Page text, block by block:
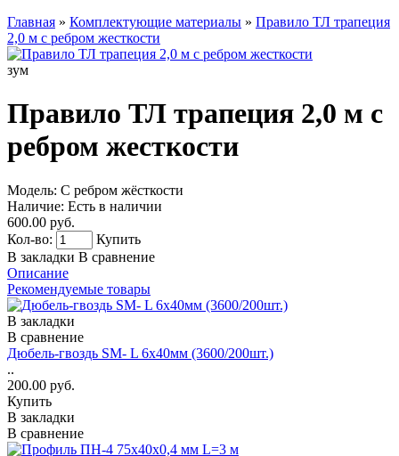
Главная » Комплектующие материалы » Правило ТЛ трапеция
2,0 м с ребром жесткости
зум
Правило ТЛ трапеция 2,0 м с
ребром жесткости
Модель: С ребром жёсткости
Наличие: Есть в наличии
600.00 руб.
Кол-во:
Купить
В закладки В сравнение
Описание
Рекомендуемые товары
В закладки
В сравнение
Дюбель-гвоздь SM- L 6х40мм (3600/200шт.)
..
200.00 руб.
Купить
В закладки
В сравнение